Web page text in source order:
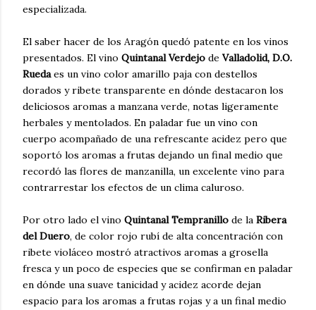
especializada.
El saber hacer de los Aragón quedó patente en los vinos
presentados. El vino Quintanal Verdejo de Valladolid, D.O.
Ruedaes un vino color amarillo paja con destellos
dorados y ribete transparente en dónde destacaron los
deliciosos aromas a manzana verde, notas ligeramente
herbales y mentolados. En paladar fue un vino con
cuerpo acompañado de una refrescante acidez pero que
soportó los aromas a frutas dejando un final medio que
recordó las flores de manzanilla, un excelente vino para
contrarrestar los efectos de un clima caluroso.
Por otro lado el vino Quintanal Tempranillo de la Ribera
del Duero, de color rojo rubí de alta concentración con
ribete violáceo mostró atractivos aromas a grosella
fresca y un poco de especies que se confirman en paladar
en dónde una suave tanicidad y acidez acorde dejan
espacio para los aromas a frutas rojas y a un final medio